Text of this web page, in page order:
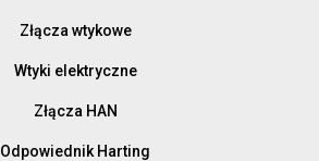
Złącza wtykowe
Wtyki elektryczne
Złącza HAN
Odpowiednik Harting